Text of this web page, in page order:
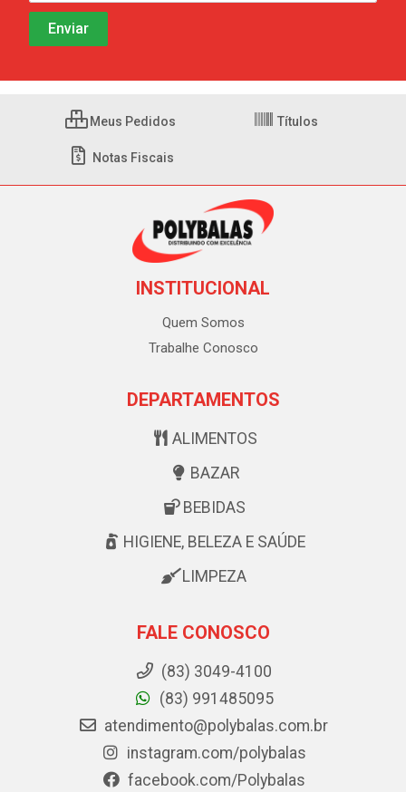
Meus Pedidos Títulos
Notas Fiscais
INSTITUCIONAL
Quem Somos
Trabalhe Conosco
DEPARTAMENTOS
ALIMENTOS
BAZAR
BEBIDAS
HIGIENE, BELEZA E SAÚDE
LIMPEZA
FALE CONOSCO
(83) 3049-4100
(83) 991485095
atendimento@polybalas.com.br
instagram.com/polybalas
facebook.com/Polybalas